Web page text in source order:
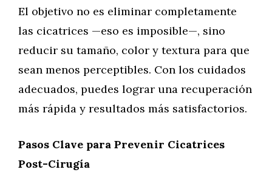
El objetivo no es eliminar completamente
las cicatrices —eso es imposible—, sino
reducir su tamaño, color y textura para que
sean menos perceptibles. Con los cuidados
adecuados, puedes lograr una recuperación
más rápida y resultados más satisfactorios.
Pasos Clave para Prevenir Cicatrices
Post-Cirugía